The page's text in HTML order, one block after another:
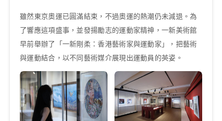
雖然東京奧運已圓滿結束，不過奧運的熱潮仍未減退。為
了響應這項盛事，並發揚勵志的運動家精神，一新美術館
早前舉辦了「一新剛柔：香港藝術家與運動家」，把藝術
與運動結合，以不同藝術媒介展現出運動員的英姿。